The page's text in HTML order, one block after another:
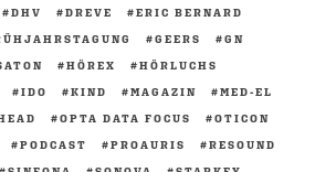
DHV DREVE
ERIC BERNARD
GEERS
GN
HÖREX
HÖRLUCHS
IDO KIND MAGAZIN
MED-EL
OPTA DATA FOCUS
OTICON
PODCAST PROAURIS
RESOUND